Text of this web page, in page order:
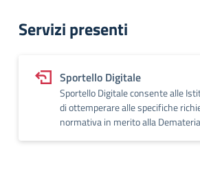
Servizi presenti
Sportello Digitale
Sportello Digitale consente alle
di ottemperare alle specifiche
normativa in merito alla